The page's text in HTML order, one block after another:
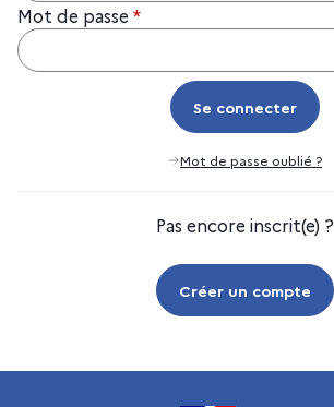
Mot de passe *
Se connecter
Se connecter
Mot de passe oublié ?
Pas encore inscrit(e) ?
Créer un compte